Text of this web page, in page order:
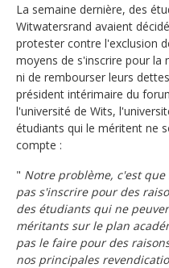
La semaine dernière, des
Witwatersrand avaient
protester contre l'exclusion
moyens de s'inscrire pour la
ni de rembourser leurs
président intérimaire du
l'université de Wits,
étudiants qui le méritent ne
compte :
" Notre problème, c'est
pas s'inscrire pour des
des étudiants qui ne
méritants sur le plan
pas le faire pour des
nos principales